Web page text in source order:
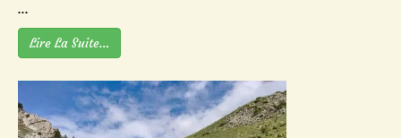
...
Lire La Suite…